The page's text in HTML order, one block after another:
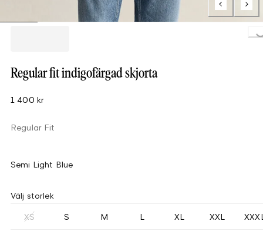
Regular fit indigofärgad skjorta
1 400 kr
Regular Fit
Semi Light Blue
Välj storlek
XS S M L XL XXL